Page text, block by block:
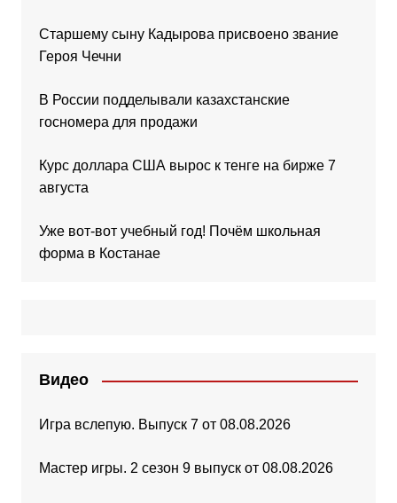
Старшему сыну Кадырова присвоено звание
Героя Чечни
В России подделывали казахстанские
госномера для продажи
Курс доллара США вырос к тенге на бирже 7
августа
Уже вот-вот учебный год! Почём школьная
форма в Костанае
Видео
Игра вслепую. Выпуск 7 от 08.08.2026
Мастер игры. 2 сезон 9 выпуск от 08.08.2026